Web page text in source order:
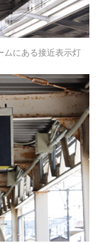
ムにある接近表示灯